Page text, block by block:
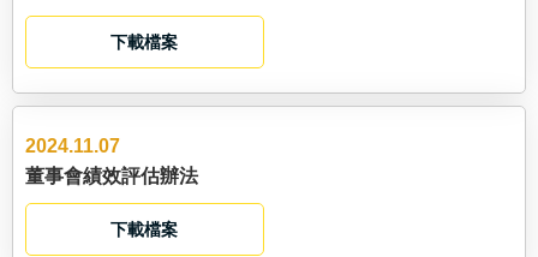
下載檔案
2024.11.07
董事會績效評估辦法
下載檔案